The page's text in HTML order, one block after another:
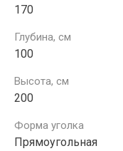
170
Глубина, см
100
Высота, см
200
Форма уголка
Прямоугольная